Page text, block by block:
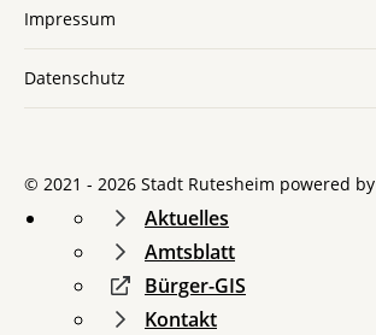
Impressum
Datenschutz
© 2021 - 2026 Stadt Rutesheim powered by
Aktuelles
Amtsblatt
Bürger-GIS
Kontakt